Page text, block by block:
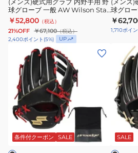
24AW
1AJGH91713
09
一
点
で
般
Staff
ラ
ッ
ク
手
用
野
ブ
一
AW
球グローブ 一般 AW Wilson Staff
DUAL スタッフ デュアル
WBW103653
￥52,800 （税込）
21%OFF ￥67,100（税込）
2,400ポイント (5%) UP
手
用
ー
ブ
一
ネ
球グロ
ショナ
DBRN
￥
1,710ポイ
式
用
ラ
ブ
条件付クーポン SALE
ズ)
硬
式
用
ラ
ブ
SALE
ブ
ラ
ッ